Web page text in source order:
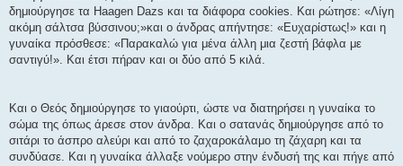
υ
σ
δημιούργησε τα Haagen Dazs και τα διάφορα cookies. Και ρώτησε: «Λίγη
ακόμη σάλτσα βύσσινου;»και ο άνδρας απήντησε: «Ευχαρίστως!» και η
γυναίκα πρόσθεσε: «Παρακαλώ για μένα άλλη μια ζεστή βάφλα με
σαντιγύ!». Και έτσι πήραν και οι δύο από 5 κιλά.
Και ο Θεός δημιούργησε το γιαούρτι, ώστε να διατηρήσει η γυναίκα το
σώμα της όπως άρεσε στον άνδρα. Και ο σατανάς δημιούργησε από το
σιτάρι το άσπρο αλεύρι και από το ζαχαροκάλαμο τη ζάχαρη και τα
συνδύασε. Και η γυναίκα άλλαξε νούμερο στην ένδυσή της και πήγε από